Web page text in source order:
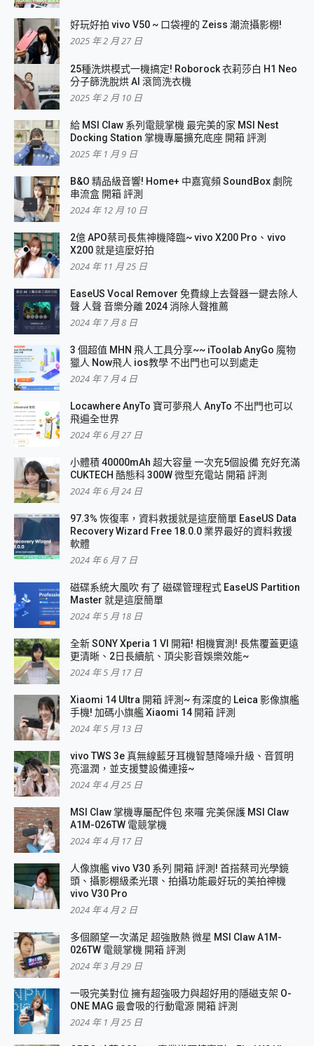
好玩好拍 vivo V50 ~ 口袋裡的 Zeiss 潮流攝影棚!
2025 年 2 月 27 日
25種洗烘模式一機搞定! Roborock 衣莉莎白 H1 Neo
分子篩洗脫烘 AI 滾筒洗衣機
2025 年 2 月 10 日
給 MSI Claw 系列電競掌機 最完美的家 MSI Nest
Docking Station 掌機專屬擴充底座 開箱 評測
2025 年 1 月 9 日
B&O 精品級音響! Home+ 中嘉寬頻 SoundBox 劇院
串流盒 開箱 評測
2024 年 12 月 10 日
2億 APO蔡司長焦神機降臨~ vivo X200 Pro、vivo
X200 就是這麼好拍
2024 年 11 月 25 日
EaseUS Vocal Remover 免費線上去聲器一鍵去除人
聲 人聲 音樂分離 2024 消除人聲推薦
2024 年 7 月 8 日
3 個超值 MHN 飛人工具分享~~ iToolab AnyGo 魔物
獵人 Now飛人 ios教學 不出門也可以到處走
2024 年 7 月 4 日
Locawhere AnyTo 寶可夢飛人 AnyTo 不出門也可以
飛遍全世界
2024 年 6 月 27 日
小體積 40000mAh 超大容量 一次充5個設備 充好充滿
CUKTECH 酷態科 300W 微型充電站 開箱 評測
2024 年 6 月 24 日
97.3% 恢復率，資料救援就是這麼簡單 EaseUS Data
Recovery Wizard Free 18.0.0 業界最好的資料救援
軟體
2024 年 6 月 7 日
磁碟系統大風吹 有了 磁碟管理程式 EaseUS Partition
Master 就是這麼簡單
2024 年 5 月 18 日
全新 SONY Xperia 1 VI 開箱! 相機實測! 長焦覆蓋更遠
更清晰、2日長續航、頂尖影音娛樂效能~
2024 年 5 月 17 日
Xiaomi 14 Ultra 開箱 評測~ 有深度的 Leica 影像旗艦
手機! 加碼小旗艦 Xiaomi 14 開箱 評測
2024 年 5 月 13 日
vivo TWS 3e 真無線藍牙耳機智慧降噪升級、音質明
亮溫潤，並支援雙設備連接~
2024 年 4 月 25 日
MSI Claw 掌機專屬配件包 來囉 完美保護 MSI Claw
A1M-026TW 電競掌機
2024 年 4 月 17 日
人像旗艦 vivo V30 系列 開箱 評測! 首搭蔡司光學鏡
頭、攝影棚級柔光環、拍攝功能最好玩的美拍神機
vivo V30 Pro
2024 年 4 月 2 日
多個願望一次滿足 超強散熱 微星 MSI Claw A1M-
026TW 電競掌機 開箱 評測
2024 年 3 月 29 日
一吸完美對位 擁有超強吸力與超好用的隱磁支架 O-
ONE MAG 最會吸的行動電源 開箱 評測
2024 年 1 月 25 日